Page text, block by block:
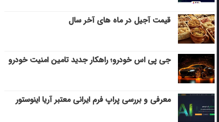
قیمت آجیل در ماه های آخر سال
جی پی اس خودرو؛ راهکار جدید تامین امنیت خودرو
معرفی و بررسی پراپ فرم ایرانی معتبر آریا اینوستور